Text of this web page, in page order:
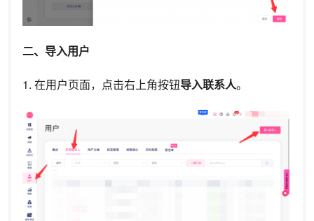
二、导入用户
1. 在用户页面，点击右上角按钮导入联系人。